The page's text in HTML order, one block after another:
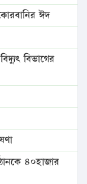
ঈদ
বিভাগের
৪০হাজার